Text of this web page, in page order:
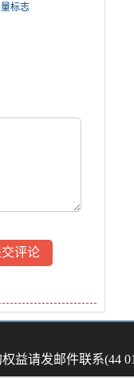
量标志
益请发邮件联系(44